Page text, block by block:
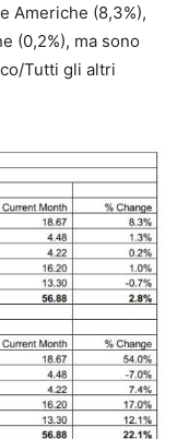
Americhe (8,3%),
(0,2%), ma sono
Tutti gli altri